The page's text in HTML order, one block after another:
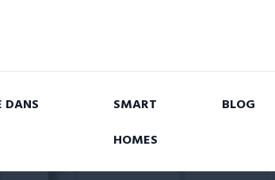
DANS
SMART
HOMES
BLOG